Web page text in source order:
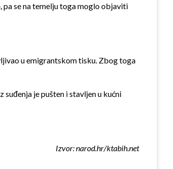
se na temelju toga moglo objaviti
u emigrantskom tisku. Zbog toga
je pušten i stavljen u kućni
Izvor: narod.hr/ktabih.net